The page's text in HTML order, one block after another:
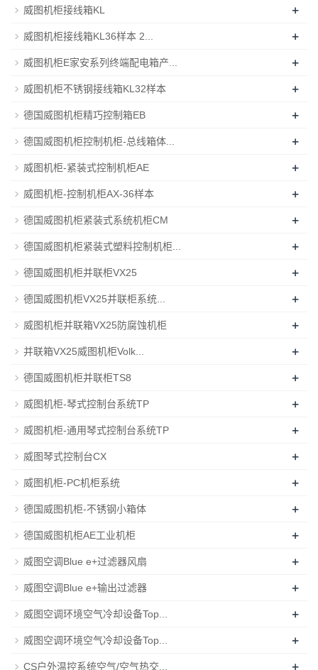
威图机柜接线箱KL +
威图机柜接线箱KL36样本 2... +
威图机柜E家安系列终端配电箱产... +
威图机柜不锈钢接线箱KL32样本 +
德国威图机柜精巧控制箱EB +
德国威图机柜控制机柜-总线箱体... +
威图机柜-紧装式控制机柜AE +
威图机柜-控制机柜AX-36样本 +
德国威图机柜紧装式系统机柜CM +
德国威图机柜紧装式塑料控制机柜... +
德国威图机柜并联柜VX25 +
德国威图机柜VX25并联柜系统... +
威图机柜并联箱VX25防腐蚀机柜 +
并联箱VX25威图机柜Volk... +
德国威图机柜并联柜TS8 +
威图机柜-琴式控制台系统TP +
威图机柜-通用琴式控制台系统TP +
威图琴式控制台CX +
威图机柜-PC机柜系统 +
德国威图机柜-不锈钢小箱体 +
德国威图机柜AE工业机柜 +
威图空调Blue e+过滤器风扇 +
威图空调Blue e+输出过滤器 +
威图空调环境空气冷却设备Top... +
威图空调环境空气冷却设备Top... +
CS户外温控系统空气/空气热交... +